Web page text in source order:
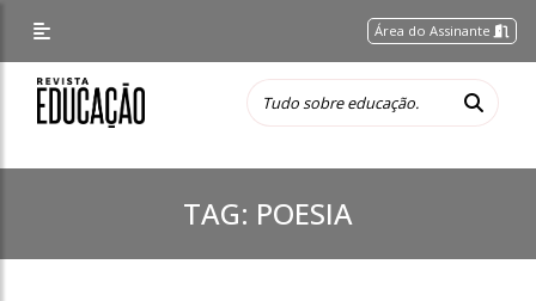
Área do Assinante
TAG: POESIA